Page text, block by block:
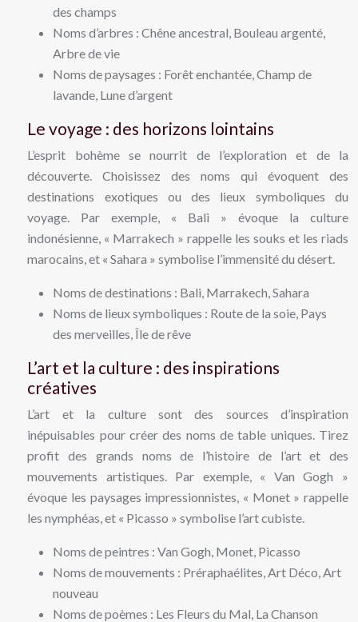
des champs
Noms d’arbres : Chêne ancestral, Bouleau argenté,
Arbre de vie
Noms de paysages : Forêt enchantée, Champ de
lavande, Lune d’argent
Le voyage : des horizons lointains
L’esprit bohème se nourrit de l’exploration et de la
découverte. Choisissez des noms qui évoquent des
destinations exotiques ou des lieux symboliques du
voyage. Par exemple, « Bali » évoque la culture
indonésienne, « Marrakech » rappelle les souks et les riads
marocains, et « Sahara » symbolise l’immensité du désert.
Noms de destinations : Bali, Marrakech, Sahara
Noms de lieux symboliques : Route de la soie, Pays
des merveilles, Île de rêve
L’art et la culture : des inspirations
créatives
L’art et la culture sont des sources d’inspiration
inépuisables pour créer des noms de table uniques. Tirez
profit des grands noms de l’histoire de l’art et des
mouvements artistiques. Par exemple, « Van Gogh »
évoque les paysages impressionnistes, « Monet » rappelle
les nymphéas, et « Picasso » symbolise l’art cubiste.
Noms de peintres : Van Gogh, Monet, Picasso
Noms de mouvements : Préraphaélites, Art Déco, Art
nouveau
Noms de poèmes : Les Fleurs du Mal, La Chanson